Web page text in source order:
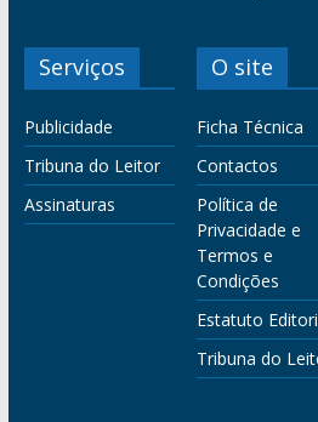
Serviços
Publicidade
Tribuna do Leitor
Assinaturas
O site
Ficha Técnica
Contactos
Política de
Privacidade e
Termos e
Condições
Estatuto
Tribuna do